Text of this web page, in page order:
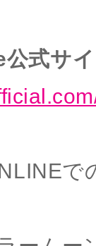
式サ
で